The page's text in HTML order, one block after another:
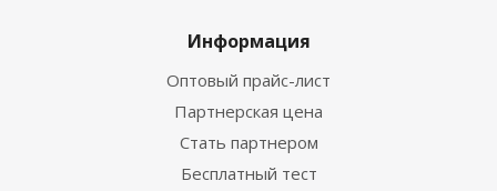
Информация
Оптовый прайс-лист
Партнерская цена
Стать партнером
Бесплатный тест